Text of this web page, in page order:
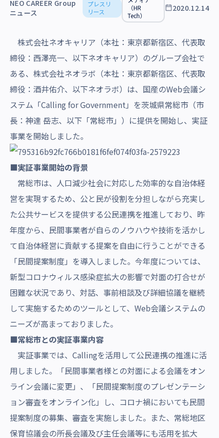
NEO CAREER Group
ニュース
プレスリ
リース
（HR
Tech）
2020.12.14
株式会社ネオキャリア（本社：東京都新宿区、代表取
締役：西澤亮一、以下ネオキャリア）のグループ会社で
ある、株式会社ネオラボ（本社：東京都新宿区、代表取
締役：酒井佑介、以下ネオラボ）は、国産のWeb会議シ
ステム 「Calling for Government」 を茨城県常総市（市
長：神達 岳志、以下「常総市」） に提供を開始し、 実証
事業を開始しました。
■実証事業開始の背景
常総市は、人口減少社会に対応した効率的な自治体経
営を実現するため、公と民が役割を分担しながら充実し
た公共サービスを提供する公民連携を推進しており、昨
年度から、民間事業者が自らのノウハウや技術を活かし
て自治体経営に貢献する提案を自由に行うことができる
「民間提案制度」を導入しました。今年度については、
新型コロナウィルス感染症拡大の影響で対面の打合せが
困難な状況であり、対話、事前相談及び詳細協議を継続
して実施するためのツールとして、Web会議システムの
ニーズが高まっておりました。
■常総市との実証事業内容
実証事業では、Callingを活用して公民連携の推進に活
用しました。「民間事業者様との対面による会議をオン
ライン会議に変更」、「民間提案制度のプレゼンテーシ
ョン審査をオンライン化」し、コロナ禍においても民間
提案制度の募集、審査を実施しました。また、常総地区
保育協議会の所長会議及び主任会議等にも活用を拡大